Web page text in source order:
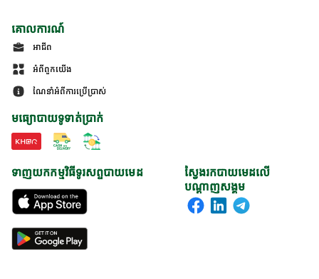
គោលការណ៍
អាជីព
អំពីពួកយើង
ណែនាំអំពីការប្រើប្រាស់
មធ្យោបាយទូទាត់ប្រាក់
ស្វែងរកបាយមេដលើ
បណ្តាញសង្គម
ទាញយកកម្មវិធីទូរសព្ទបាយមេដ